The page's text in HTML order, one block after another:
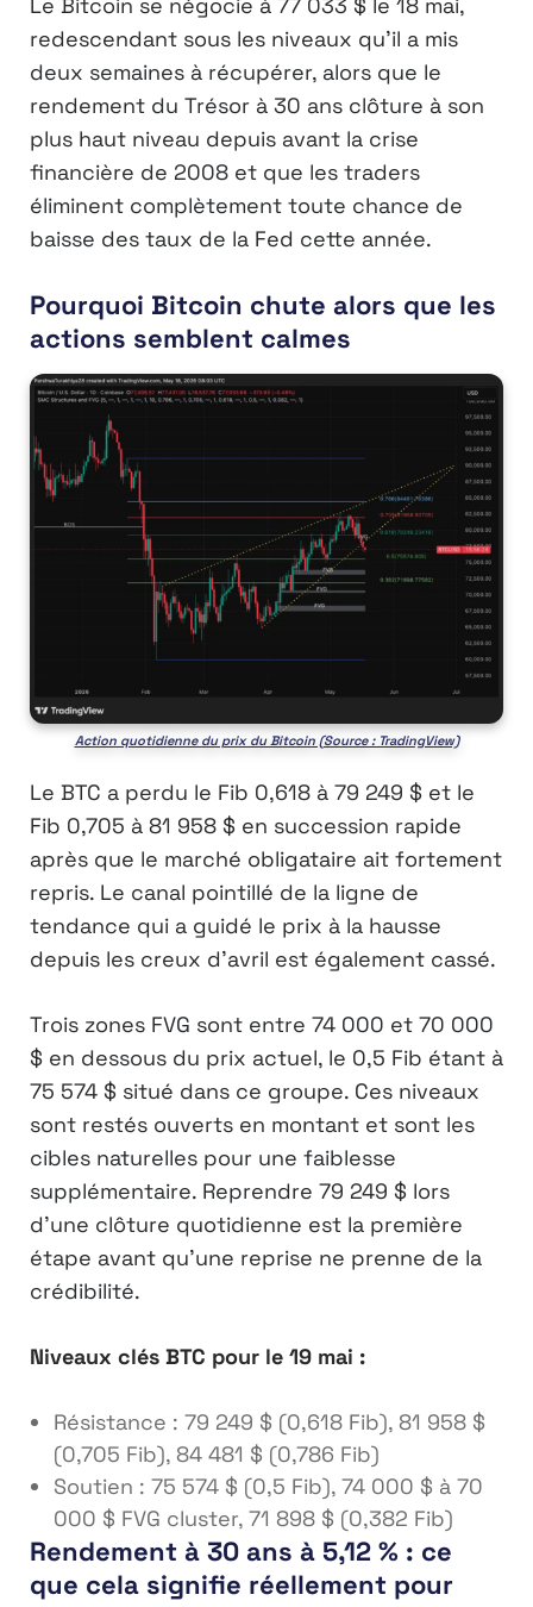
Le Bitcoin se négocie à 77 033 $ le 18 mai,
redescendant sous les niveaux qu’il a mis
deux semaines à récupérer, alors que le
rendement du Trésor à 30 ans clôture à son
plus haut niveau depuis avant la crise
financière de 2008 et que les traders
éliminent complètement toute chance de
baisse des taux de la Fed cette année.
Pourquoi Bitcoin chute alors que les
actions semblent calmes
Action quotidienne du prix du Bitcoin (Source : TradingView)
Le BTC a perdu le Fib 0,618 à 79 249 $ et le
Fib 0,705 à 81 958 $ en succession rapide
après que le marché obligataire ait fortement
repris. Le canal pointillé de la ligne de
tendance qui a guidé le prix à la hausse
depuis les creux d’avril est également cassé.
Trois zones FVG sont entre 74 000 et 70 000
$ en dessous du prix actuel, le 0,5 Fib étant à
75 574 $ situé dans ce groupe. Ces niveaux
sont restés ouverts en montant et sont les
cibles naturelles pour une faiblesse
supplémentaire. Reprendre 79 249 $ lors
d’une clôture quotidienne est la première
étape avant qu’une reprise ne prenne de la
crédibilité.
Niveaux clés BTC pour le 19 mai :
Résistance : 79 249 $ (0,618 Fib), 81 958 $
(0,705 Fib), 84 481 $ (0,786 Fib)
Soutien : 75 574 $ (0,5 Fib), 74 000 $ à 70
000 $ FVG cluster, 71 898 $ (0,382 Fib)
Rendement à 30 ans à 5,12 % : ce
que cela signifie réellement pour